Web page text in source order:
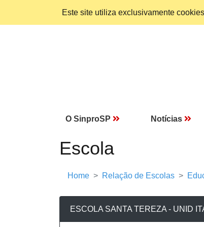
Este site utiliza exclusivamente
O SinproSP Notícias
Escola
Home Relação de Escolas
ESCOLA SANTA TEREZA - UNID